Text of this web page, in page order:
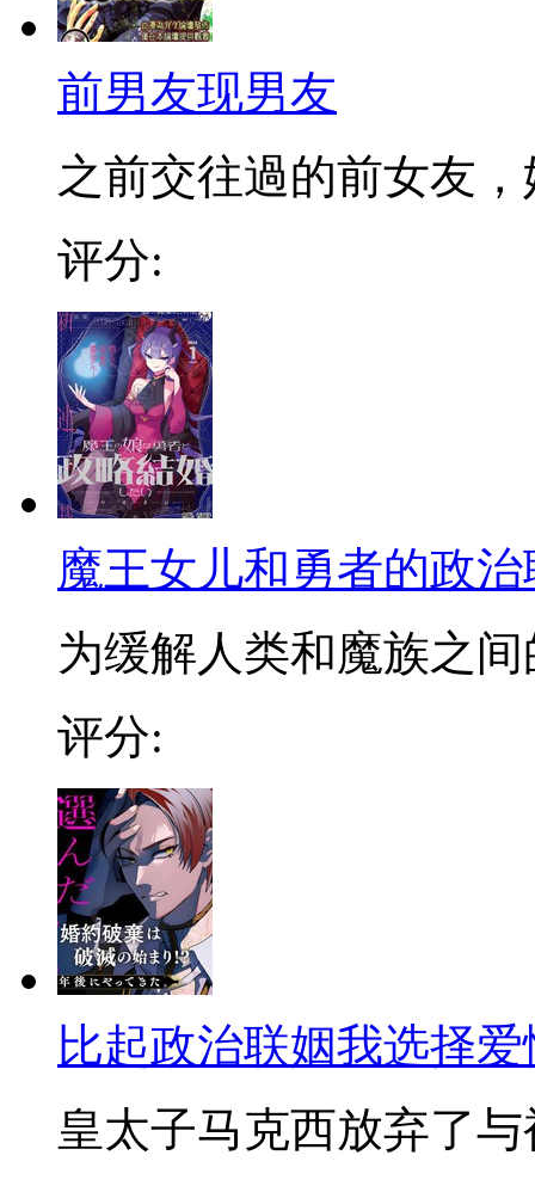
前男友现男友
之前交往過的前女友
评分:
魔王女儿和勇者的政
为缓解人类和魔族之
评分:
比起政治联姻我选择
皇太子马克西放弃了